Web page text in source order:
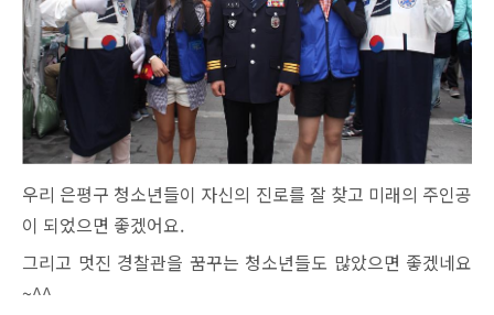
우리 은평구 청소년들이 자신의 진로를 잘 찾고 미래의 주인공
이 되었으면 좋겠어요.
그리고 멋진 경찰관을 꿈꾸는 청소년들도 많았으면 좋겠네요
~^^